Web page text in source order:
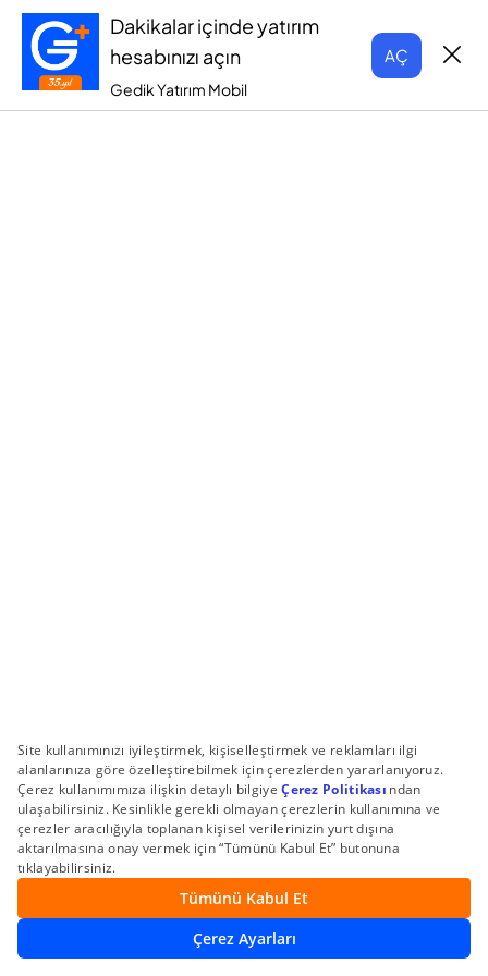
Dakikalar içinde yatırım
hesabınızı açın
Gedik Yatırım Mobil
AÇ